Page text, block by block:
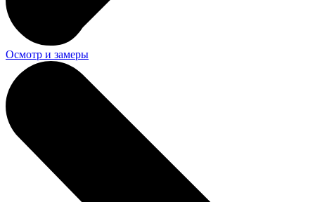
Осмотр и замеры